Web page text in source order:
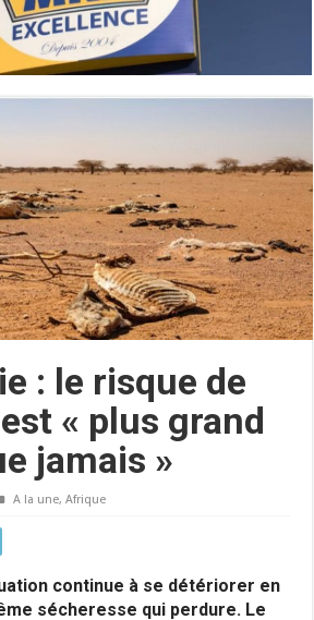
: le risque de
« plus grand
jamais »
A la une,Afrique
continue à se détériorer en
sécheresse qui perdure. Le